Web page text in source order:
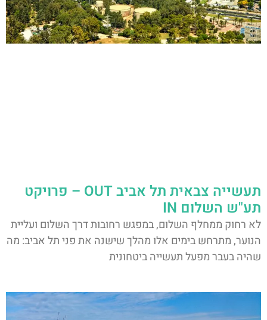
תעשייה צבאית תל אביב OUT – פרויקט
תע"ש השלום IN
לא רחוק ממחלף השלום, במפגש רחובות דרך השלום ועליית
הנוער, מתרחש בימים אלו מהלך שישנה את פני תל אביב: מה
שהיה בעבר מפעל תעשייה ביטחונית